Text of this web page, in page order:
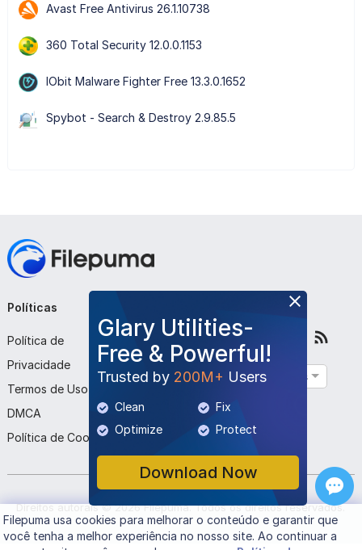
Avast Free Antivirus 26.1.10738
360 Total Security 12.0.0.1153
IObit Malware Fighter Free 13.3.0.1652
Spybot - Search & Destroy 2.9.85.5
Glary Utilities-
Free & Powerful!
Trusted by 200M+ Users
Clean
Fix
Optimize
Protect
Download Now
Políticas
Política de
Privacidade
Termos de Uso
DMCA
Política de Cookies
Sobre Nós
Contato
Enviar Programa
Siga-nos
Português
Direitos autorais ©2026 Filepuma. Todos os direitos reservados.
Filepumausa cookies para melhorar o conteúdo e garantir que
você tenha a melhor experiência no nosso site. Ao continuar a